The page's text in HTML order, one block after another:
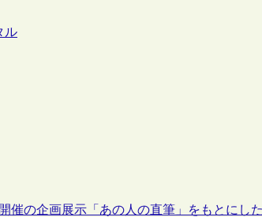
ル
催の企画展示「あの人の直筆」をもとにし